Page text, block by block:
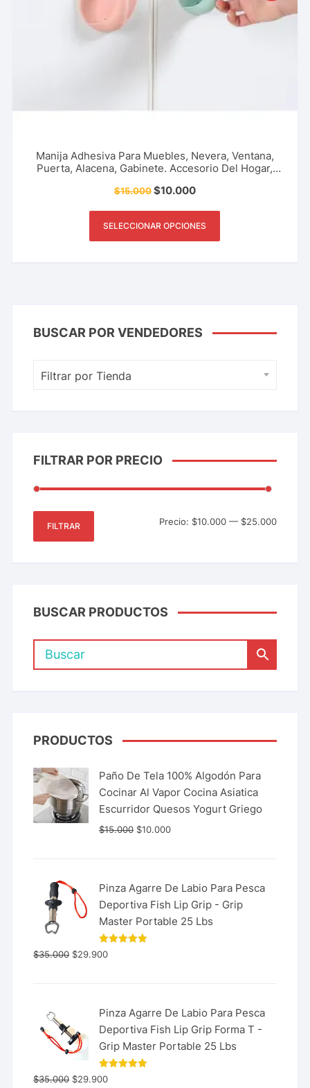
Manija Adhesiva Para Muebles, Nevera, Ventana,
Puerta, Alacena, Gabinete. Accesorio Del Hogar,
$15.000$10.000
SELECCIONAR OPCIONES
BUSCAR POR VENDEDORES
Filtrar por Tienda
FILTRAR POR PRECIO
FILTRAR Precio: $10.000— $25.000
BUSCAR PRODUCTOS
PRODUCTOS
Paño De Tela 100% Algodón Para
Cocinar Al Vapor Cocina Asiatica
Escurridor Quesos Yogurt Griego
$15.000 $10.000
Pinza Agarre De Labio Para Pesca
Deportiva Fish Lip Grip - Grip
Master Portable 25 Lbs
Valorado
con
$35.000 $29.900
Pinza Agarre De Labio Para Pesca
Deportiva Fish Lip Grip Forma T -
Grip Master Portable 25 Lbs
Valorado
con
$35.000 $29.900